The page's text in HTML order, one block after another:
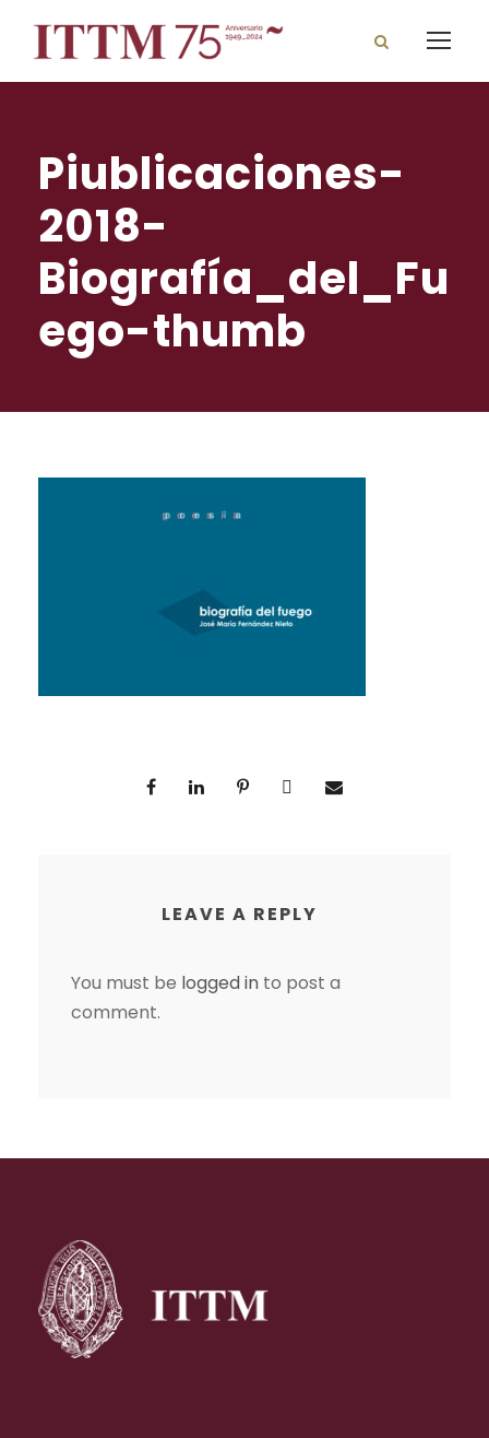
Piublicaciones-
2018-
Biografía_del_Fu
ego-thumb
LEAVE A REPLY
You must be logged in to post a
comment.